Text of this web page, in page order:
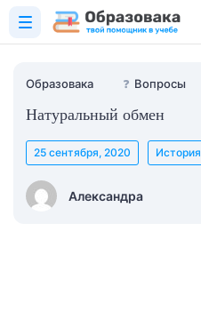
Образовака ❓ Вопросы
Натуральный обмен
Александра
25 сентября, 2020 История